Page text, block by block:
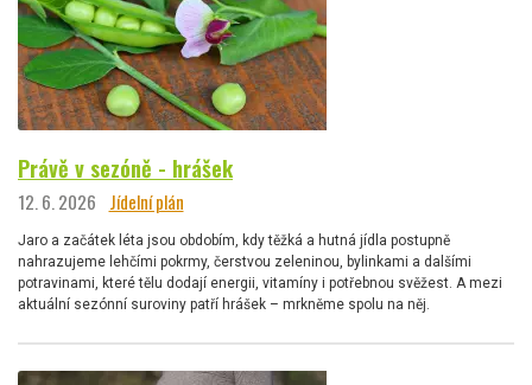
Právě v sezóně - hrášek
12. 6. 2026 Jídelní plán
Jaro a začátek léta jsou obdobím, kdy těžká a hutná jídla postupně
nahrazujeme lehčími pokrmy, čerstvou zeleninou, bylinkami a dalšími
potravinami, které tělu dodají energii, vitamíny i potřebnou svěžest. A mezi
aktuální sezónní suroviny patří hrášek – mrkněme spolu na něj.